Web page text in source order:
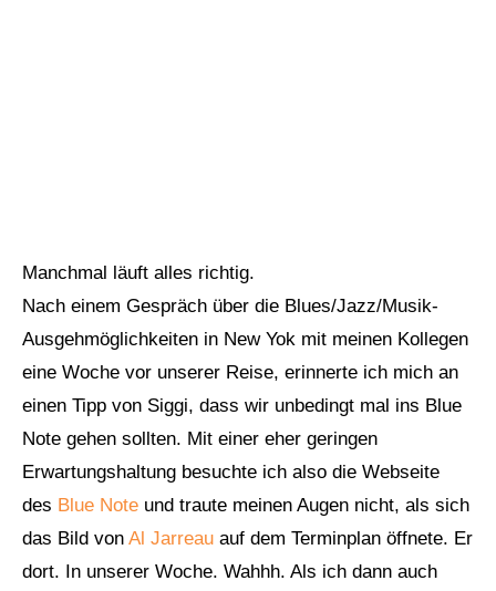
Manchmal läuft alles richtig.
Nach einem Gespräch über die Blues/Jazz/Musik-
Ausgehmöglichkeiten in New Yok mit meinen Kollegen
eine Woche vor unserer Reise, erinnerte ich mich an
einen Tipp von Siggi, dass wir unbedingt mal ins Blue
Note gehen sollten. Mit einer eher geringen
Erwartungshaltung besuchte ich also die Webseite
des Blue Note und traute meinen Augen nicht, als sich
das Bild von Al Jarreau auf dem Terminplan öffnete. Er
dort. In unserer Woche. Wahhh. Als ich dann auch